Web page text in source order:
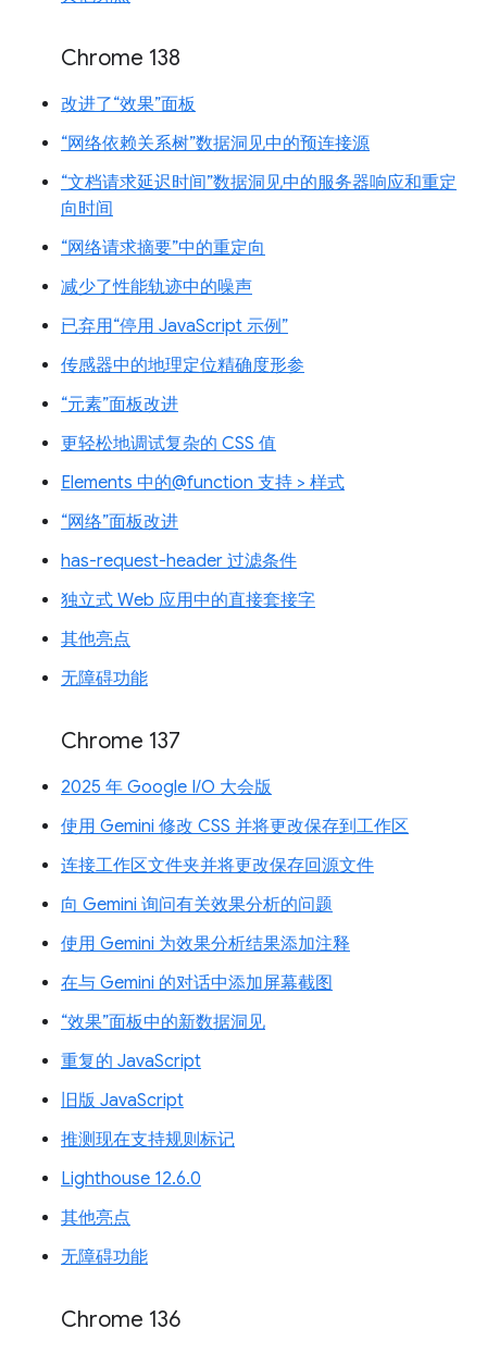
Chrome 138
改进了“效果”面板
“网络依赖关系树”数据洞见中的预连接源
“文档请求延迟时间”数据洞见中的服务器响应和重定
向时间
“网络请求摘要”中的重定向
减少了性能轨迹中的噪声
已弃用“停用 JavaScript 示例”
传感器中的地理定位精确度形参
“元素”面板改进
更轻松地调试复杂的 CSS 值
Elements 中的@function 支持 > 样式
“网络”面板改进
has-request-header 过滤条件
独立式 Web 应用中的直接套接字
其他亮点
无障碍功能
Chrome 137
2025 年 Google I/O 大会版
使用 Gemini 修改 CSS 并将更改保存到工作区
连接工作区文件夹并将更改保存回源文件
向 Gemini 询问有关效果分析的问题
使用 Gemini 为效果分析结果添加注释
在与 Gemini 的对话中添加屏幕截图
“效果”面板中的新数据洞见
重复的 JavaScript
旧版 JavaScript
推测现在支持规则标记
Lighthouse 12.6.0
其他亮点
无障碍功能
Chrome 136